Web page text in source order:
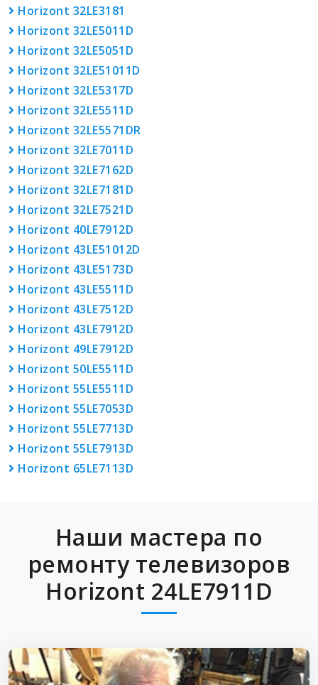
Horizont 32LE3181
Horizont 32LE5011D
Horizont 32LE5051D
Horizont 32LE51011D
Horizont 32LE5317D
Horizont 32LE5511D
Horizont 32LE5571DR
Horizont 32LE7011D
Horizont 32LE7162D
Horizont 32LE7181D
Horizont 32LE7521D
Horizont 40LE7912D
Horizont 43LE51012D
Horizont 43LE5173D
Horizont 43LE5511D
Horizont 43LE7512D
Horizont 43LE7912D
Horizont 49LE7912D
Horizont 50LE5511D
Horizont 55LE5511D
Horizont 55LE7053D
Horizont 55LE7713D
Horizont 55LE7913D
Horizont 65LE7113D
Наши мастера по
ремонту телевизоров
Horizont 24LE7911D